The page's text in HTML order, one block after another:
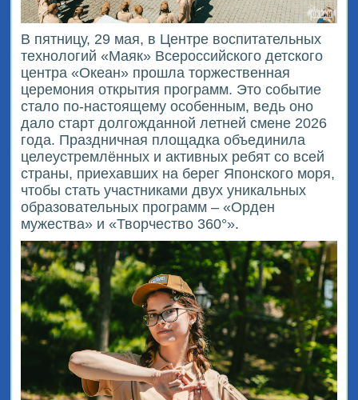
В пятницу, 29 мая, в Центре воспитательных
технологий «Маяк» Всероссийского детского
центра «Океан» прошла торжественная
церемония открытия программ. Это событие
стало по-настоящему особенным, ведь оно
дало старт долгожданной летней смене 2026
года. Праздничная площадка объединила
целеустремлённых и активных ребят со всей
страны, приехавших на берег Японского моря,
чтобы стать участниками двух уникальных
образовательных программ – «Орден
мужества» и «Творчество 360°».